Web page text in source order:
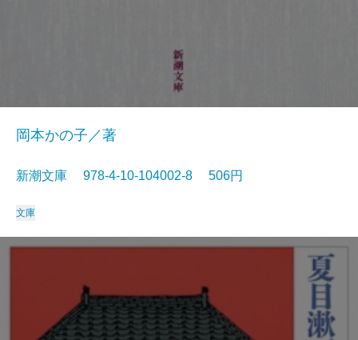
岡本かの子／著
新潮文庫 978-4-10-104002-8 506円
文庫